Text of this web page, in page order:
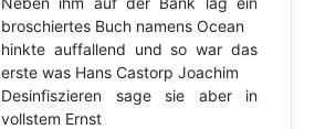
broschiertes Buch namens Ocean
hinkte auffallend und so war das
erste was Hans Castorp Joachim
Desinfiszieren sage sie aber in
vollstem Ernst